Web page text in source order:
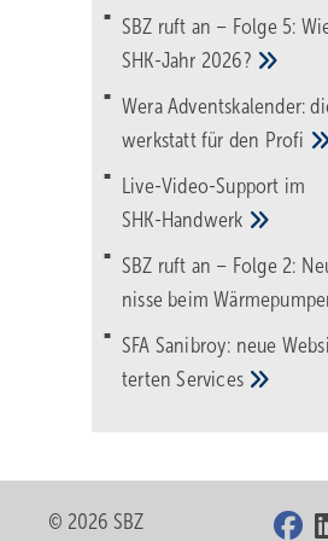
SBZ ruft an – Folge 5:
SHK-Jahr 2026?
Wera Adventskalender:
werk­statt für den Pro­fi
Live-Video-Support im
SHK-Handwerk
SBZ ruft an – Folge 2:
nisse beim
SFA Sanibroy: neue
tertenServices
© 2026 SBZ